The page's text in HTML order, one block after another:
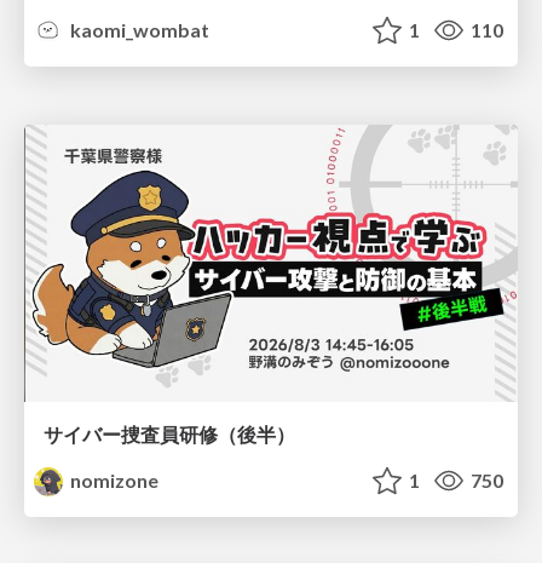
kaomi_wombat
1 110
サイバー捜査員研修（後半）
nomizone
1 750